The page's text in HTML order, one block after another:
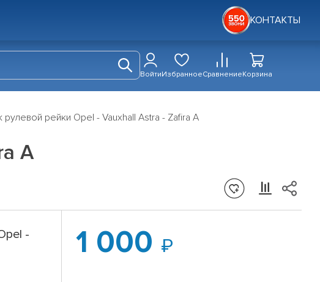
КОНТАКТЫ
ВойтиИзбранноеСравнениеКорзина
рулевой рейки Opel - Vauxhall Astra - Zafira A
A
-
1 000